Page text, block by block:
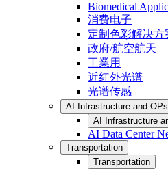
Biomedical
消费电子
定制色彩解决方
政府/航空航天
工業用
近红外光谱
光谱传感
AI Infrastructure and OPs
AI Infrastructure
AI Data Center
Transportation
Transportation